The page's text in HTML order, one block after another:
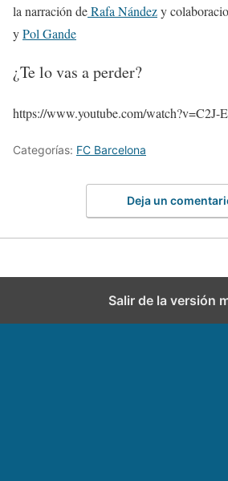
la narración deRafa Nándezy
yPol Gande
¿Te lo vas a perder?
https://www.youtube.com/watch?v=C2J-
Categorías: FC Barcelona
Deja un
Salir de la versión